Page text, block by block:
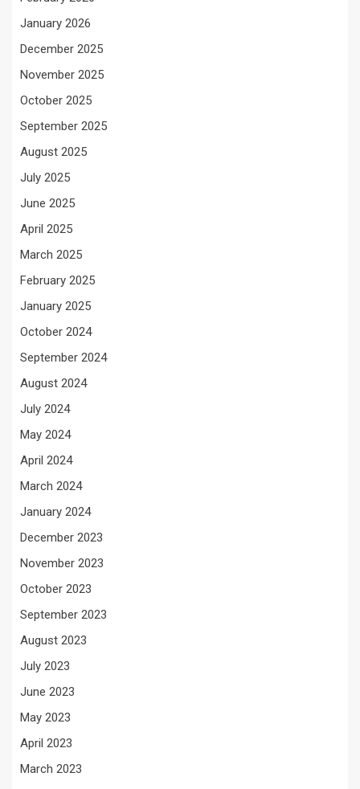
January 2026
December 2025
November 2025
October 2025
September 2025
August 2025
July 2025
June 2025
April 2025
March 2025
February 2025
January 2025
October 2024
September 2024
August 2024
July 2024
May 2024
April 2024
March 2024
January 2024
December 2023
November 2023
October 2023
September 2023
August 2023
July 2023
June 2023
May 2023
April 2023
March 2023